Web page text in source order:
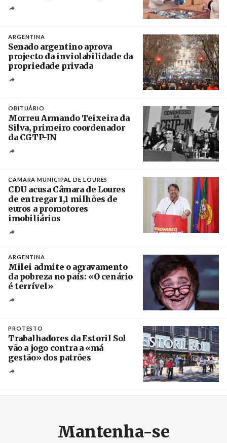
ARGENTINA
Senado argentino aprova
projecto da inviolabilidade da
propriedade privada
OBITUÁRIO
Morreu Armando Teixeira da
Silva, primeiro coordenador
da CGTP-IN
CÂMARA MUNICIPAL DE LOURES
CDU acusa Câmara de Loures
de entregar 1,1 milhões de
euros a promotores
imobiliários
ARGENTINA
Milei admite o agravamento
da pobreza no país: «O cenário
é terrível»
PROTESTO
Trabalhadores da Estoril Sol
vão a jogo contra a «má
gestão» dos patrões
Mantenha-se